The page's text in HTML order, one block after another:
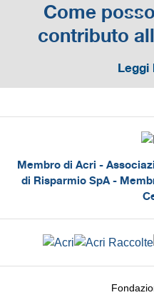
Come
contributo
Leggi
Membro di Acri -
di Risparmio SpA -